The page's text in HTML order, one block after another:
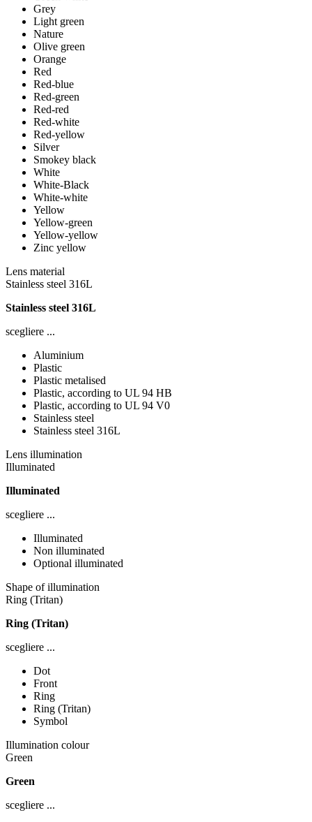
Grey
Light green
Nature
Olive green
Orange
Red
Red-blue
Red-green
Red-red
Red-white
Red-yellow
Silver
Smokey black
White
White-Black
White-white
Yellow
Yellow-green
Yellow-yellow
Zinc yellow
Lens material
Stainless steel 316L
Stainless steel 316L
scegliere ...
Aluminium
Plastic
Plastic metalised
Plastic, according to UL 94 HB
Plastic, according to UL 94 V0
Stainless steel
Stainless steel 316L
Lens illumination
Illuminated
Illuminated
scegliere ...
Illuminated
Non illuminated
Optional illuminated
Shape of illumination
Ring (Tritan)
Ring (Tritan)
scegliere ...
Dot
Front
Ring
Ring (Tritan)
Symbol
Illumination colour
Green
Green
scegliere ...